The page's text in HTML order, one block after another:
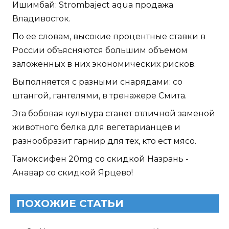
Ишимбай: Strombaject aqua продажа
Владивосток.
По ее словам, высокие процентные ставки в
России объясняются большим объемом
заложенных в них экономических рисков.
Выполняется с разными снарядами: со
штангой, гантелями, в тренажере Смита.
Эта бобовая культура станет отличной заменой
животного белка для вегетарианцев и
разнообразит гарнир для тех, кто ест мясо.
Тамоксифен 20mg со скидкой Назрань -
Анавар со скидкой Ярцево!
ПОХОЖИЕ СТАТЬИ